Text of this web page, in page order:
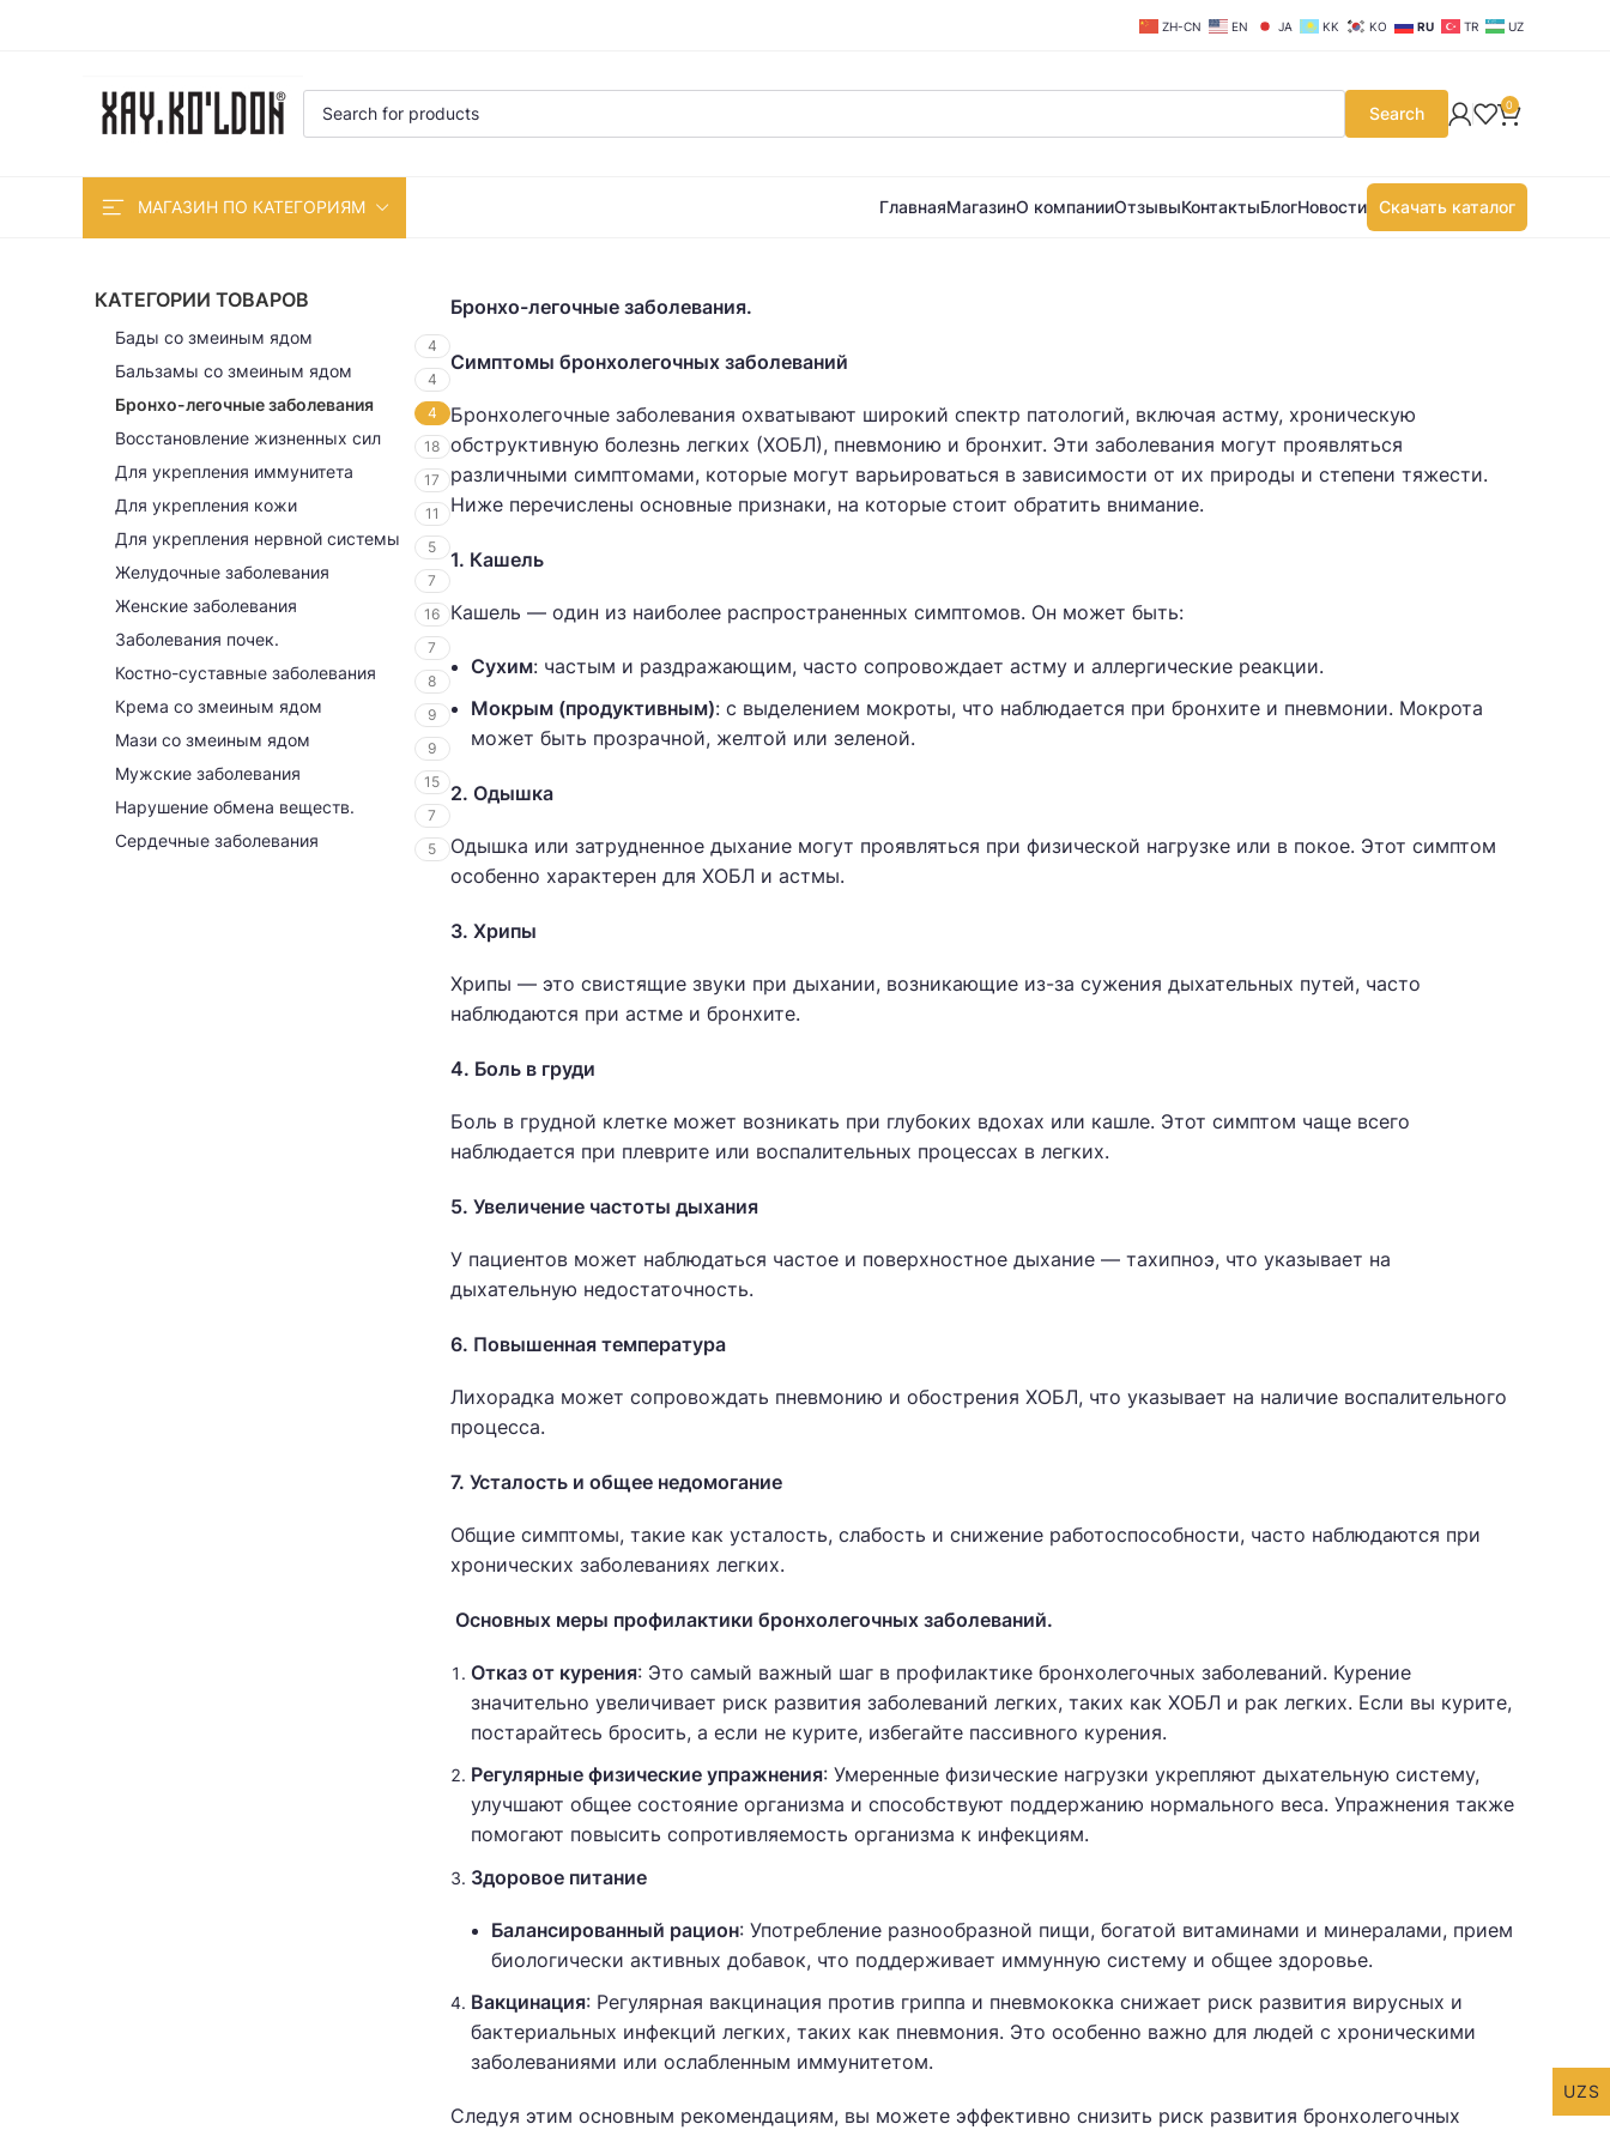
ZH-CN EN JA KK KO RU TR UZ
Search 0
МАГАЗИН ПО КАТЕГОРИЯМ ГлавнаяМагазинО компанииОтзывыКонтактыБлогНовости Скачать каталог
КАТЕГОРИИ ТОВАРОВ
Бады со змеиным ядом 4
Бальзамы со змеиным ядом 4
Бронхо-легочные заболевания 4
Восстановление жизненных сил 18
Для укрепления иммунитета 17
Для укрепления кожи 11
Для укрепления нервной системы 5
Желудочные заболевания 7
Женские заболевания 16
Заболевания почек. 7
Костно-суставные заболевания 8
Крема со змеиным ядом 9
Мази со змеиным ядом 9
Мужские заболевания 15
Нарушение обмена веществ. 7
Сердечные заболевания 5
Бронхо-легочные заболевания.
Симптомы бронхолегочных заболеваний
Бронхолегочные заболевания охватывают широкий спектр патологий, включая астму, хроническую
обструктивную болезнь легких (ХОБЛ), пневмонию и бронхит. Эти заболевания могут проявляться
различными симптомами, которые могут варьироваться в зависимости от их природы и степени тяжести.
Ниже перечислены основные признаки, на которые стоит обратить внимание.
1. Кашель
Кашель — один из наиболее распространенных симптомов. Он может быть:
Сухим: частым и раздражающим, часто сопровождает астму и аллергические реакции.
Мокрым (продуктивным): с выделением мокроты, что наблюдается при бронхите и пневмонии. Мокрота
может быть прозрачной, желтой или зеленой.
2. Одышка
Одышка или затрудненное дыхание могут проявляться при физической нагрузке или в покое. Этот симптом
особенно характерен для ХОБЛ и астмы.
3. Хрипы
Хрипы — это свистящие звуки при дыхании, возникающие из-за сужения дыхательных путей, часто
наблюдаются при астме и бронхите.
4. Боль в груди
Боль в грудной клетке может возникать при глубоких вдохах или кашле. Этот симптом чаще всего
наблюдается при плеврите или воспалительных процессах в легких.
5. Увеличение частоты дыхания
У пациентов может наблюдаться частое и поверхностное дыхание — тахипноэ, что указывает на
дыхательную недостаточность.
6. Повышенная температура
Лихорадка может сопровождать пневмонию и обострения ХОБЛ, что указывает на наличие воспалительного
процесса.
7. Усталость и общее недомогание
Общие симптомы, такие как усталость, слабость и снижение работоспособности, часто наблюдаются при
хронических заболеваниях легких.
Основных меры профилактики бронхолегочных заболеваний.
Отказ от курения: Это самый важный шаг в профилактике бронхолегочных заболеваний. Курение
значительно увеличивает риск развития заболеваний легких, таких как ХОБЛ и рак легких. Если вы курите,
постарайтесь бросить, а если не курите, избегайте пассивного курения.
Регулярные физические упражнения: Умеренные физические нагрузки укрепляют дыхательную систему,
улучшают общее состояние организма и способствуют поддержанию нормального веса. Упражнения также
помогают повысить сопротивляемость организма к инфекциям.
Здоровое питание
Балансированный рацион: Употребление разнообразной пищи, богатой витаминами и минералами, прием
биологически активных добавок, что поддерживает иммунную систему и общее здоровье.
Вакцинация: Регулярная вакцинация против гриппа и пневмококка снижает риск развития вирусных и
бактериальных инфекций легких, таких как пневмония. Это особенно важно для людей с хроническими
заболеваниями или ослабленным иммунитетом.
Следуя этим основным рекомендациям, вы можете эффективно снизить риск развития бронхолегочных
UZS